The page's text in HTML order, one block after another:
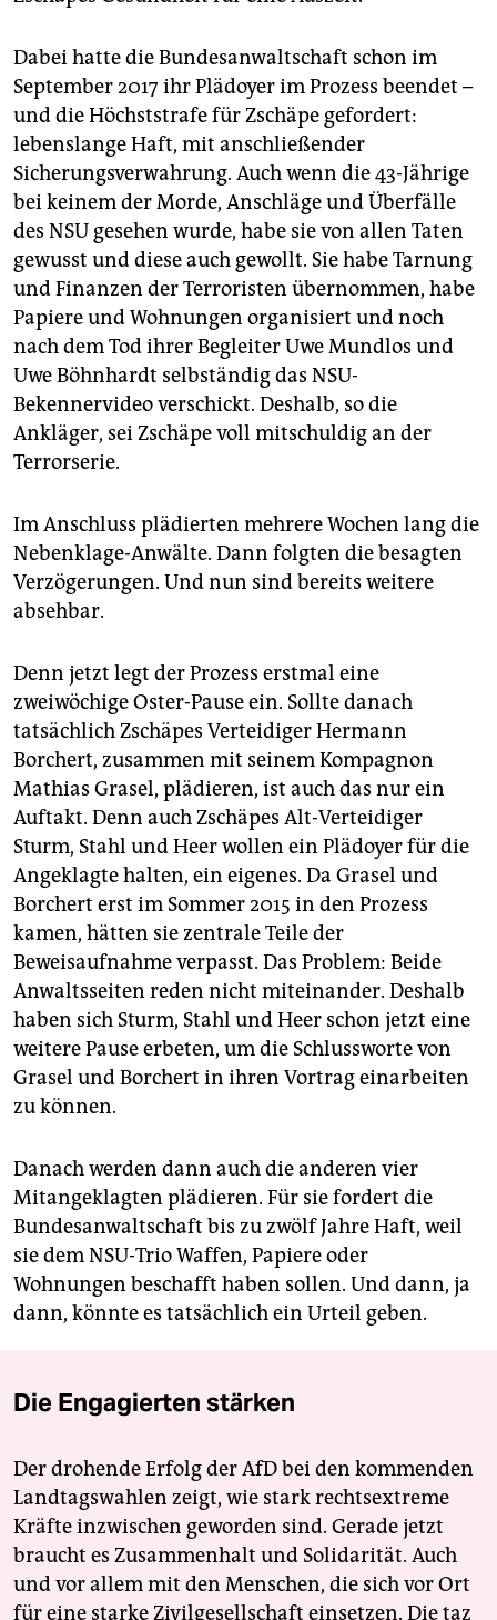
Dabei hatte die Bundesanwaltschaft schon im
September 2017 ihr Plädoyer im Prozess beendet –
und die Höchststrafe für Zschäpe gefordert:
lebenslange Haft, mit anschließender
Sicherungsverwahrung. Auch wenn die 43-Jährige
bei keinem der Morde, Anschläge und Überfälle
des NSU gesehen wurde, habe sie von allen Taten
gewusst und diese auch gewollt. Sie habe Tarnung
und Finanzen der Terroristen übernommen, habe
Papiere und Wohnungen organisiert und noch
nach dem Tod ihrer Begleiter Uwe Mundlos und
Uwe Böhnhardt selbständig das NSU-
Bekennervideo verschickt. Deshalb, so die
Ankläger, sei Zschäpe voll mitschuldig an der
Terrorserie.
Im Anschluss plädierten mehrere Wochen lang die
Nebenklage-Anwälte. Dann folgten die besagten
Verzögerungen. Und nun sind bereits weitere
absehbar.
Denn jetzt legt der Prozess erstmal eine
zweiwöchige Oster-Pause ein. Sollte danach
tatsächlich Zschäpes Verteidiger Hermann
Borchert, zusammen mit seinem Kompagnon
Mathias Grasel, plädieren, ist auch das nur ein
Auftakt. Denn auch Zschäpes Alt-Verteidiger
Sturm, Stahl und Heer wollen ein Plädoyer für die
Angeklagte halten, ein eigenes. Da Grasel und
Borchert erst im Sommer 2015 in den Prozess
kamen, hätten sie zentrale Teile der
Beweisaufnahme verpasst. Das Problem: Beide
Anwaltsseiten reden nicht miteinander. Deshalb
haben sich Sturm, Stahl und Heer schon jetzt eine
weitere Pause erbeten, um die Schlussworte von
Grasel und Borchert in ihren Vortrag einarbeiten
zu können.
Danach werden dann auch die anderen vier
Mitangeklagten plädieren. Für sie fordert die
Bundesanwaltschaft bis zu zwölf Jahre Haft, weil
sie dem NSU-Trio Waffen, Papiere oder
Wohnungen beschafft haben sollen. Und dann, ja
dann, könnte es tatsächlich ein Urteil geben.
Die Engagierten stärken
Der drohende Erfolg der AfD bei den kommenden
Landtagswahlen zeigt, wie stark rechtsextreme
Kräfte inzwischen geworden sind. Gerade jetzt
braucht es Zusammenhalt und Solidarität. Auch
und vor allem mit den Menschen, die sich vor Ort
für eine starke Zivilgesellschaft einsetzen. Die taz